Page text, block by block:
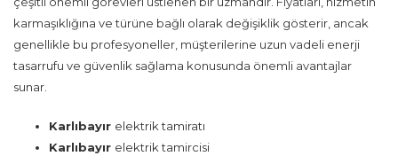
karmaşıklığına ve türüne bağlı olarak değişiklik gösterir, ancak
genellikle bu profesyoneller, müşterilerine uzun vadeli enerji
tasarrufu ve güvenlik sağlama konusunda önemli avantajlar
sunar.
Karlıbayır elektrik tamiratı
Karlıbayır elektrik tamircisi